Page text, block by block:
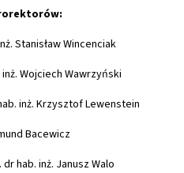
Stanisław Wincenciak
Wojciech Wawrzyński
inż. Krzysztof Lewenstein
Bacewicz
hab. inż. Janusz Walo